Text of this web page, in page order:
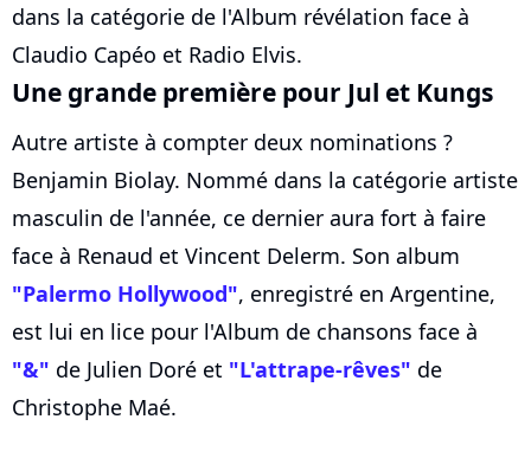
dans la catégorie de l'Album révélation face à
Claudio Capéo et Radio Elvis.
Une grande première pour Jul et Kungs
Autre artiste à compter deux nominations ?
Benjamin Biolay. Nommé dans la catégorie artiste
masculin de l'année, ce dernier aura fort à faire
face à Renaud et Vincent Delerm. Son album
"Palermo Hollywood", enregistré en Argentine,
est lui en lice pour l'Album de chansons face à
"&" de Julien Doré et "L'attrape-rêves" de
Christophe Maé.